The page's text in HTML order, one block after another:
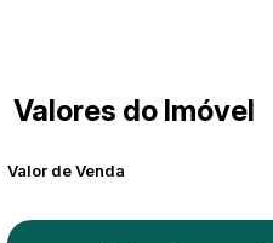
Valores do Imóvel
Valor de Venda